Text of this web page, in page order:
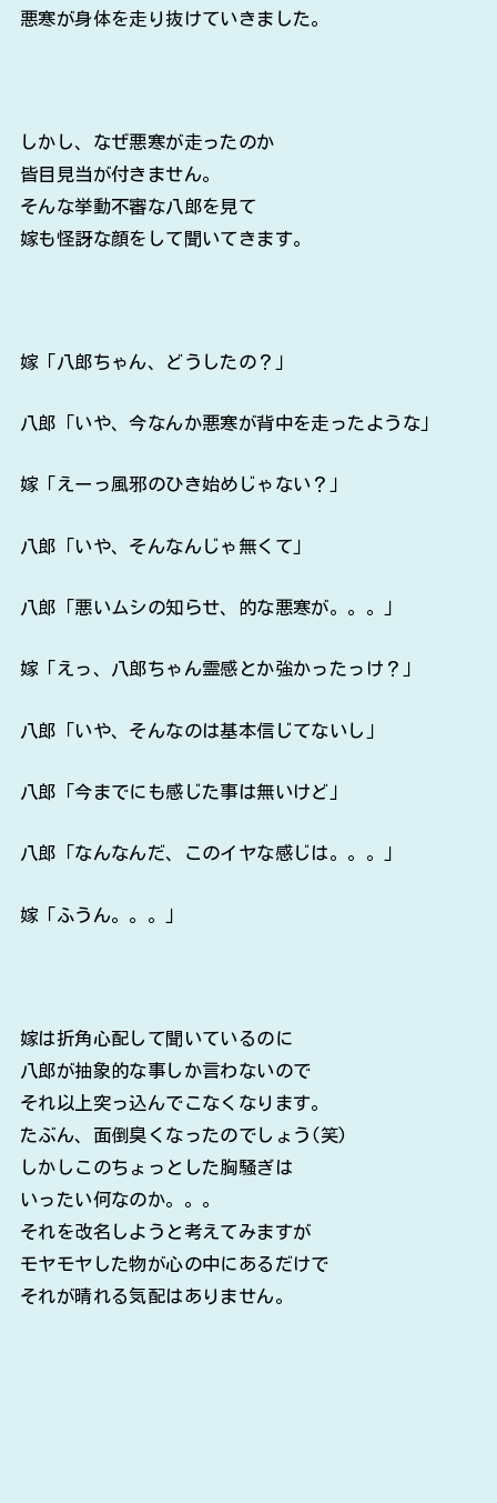
悪寒が身体を走り抜けていきました。
しかし、なぜ悪寒が走ったのか
皆目見当が付きません。
そんな挙動不審な八郎を見て
嫁も怪訝な顔をして聞いてきます。
嫁「八郎ちゃん、どうしたの？」
八郎「いや、今なんか悪寒が背中を走ったような」
嫁「えーっ風邪のひき始めじゃない？」
八郎「いや、そんなんじゃ無くて」
八郎「悪いムシの知らせ、的な悪寒が。。。」
嫁「えっ、八郎ちゃん霊感とか強かったっけ？」
八郎「いや、そんなのは基本信じてないし」
八郎「今までにも感じた事は無いけど」
八郎「なんなんだ、このイヤな感じは。。。」
嫁「ふうん。。。」
嫁は折角心配して聞いているのに
八郎が抽象的な事しか言わないので
それ以上突っ込んでこなくなります。
たぶん、面倒臭くなったのでしょう(笑)
しかしこのちょっとした胸騒ぎは
いったい何なのか。。。
それを改名しようと考えてみますが
モヤモヤした物が心の中にあるだけで
それが晴れる気配はありません。